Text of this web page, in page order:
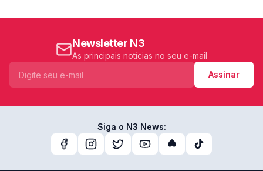
Newsletter N3
As principais notícias no seu e-mail
Assinar
Siga o N3 News: